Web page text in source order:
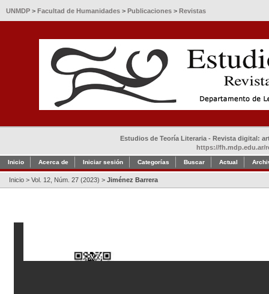
UNMDP > Facultad de Humanidades > Publicaciones > Revistas
Estudios de Teoría Literaria - Revista digital:
https://fh.mdp.edu.ar/
Inicio Acerca de Iniciar sesión Categorías Buscar Actual
Inicio > Vol. 12, Núm. 27 (2023) > Jiménez Barrera